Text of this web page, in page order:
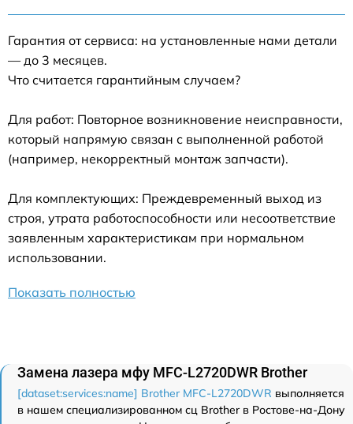
Гарантия от сервиса: на установленные нами детали
— до 3 месяцев.
Что считается гарантийным случаем?
Для работ: Повторное возникновение неисправности,
который напрямую связан с выполненной работой
(например, некорректный монтаж запчасти).
Для комплектующих: Преждевременный выход из
строя, утрата работоспособности или несоответствие
заявленным характеристикам при нормальном
использовании.
Показать полностью
Замена лазера мфу MFC-L2720DWR Brother
[dataset:services:name] Brother MFC-L2720DWR выполняется
в нашем специализированном сц Brother в Ростове-на-Дону